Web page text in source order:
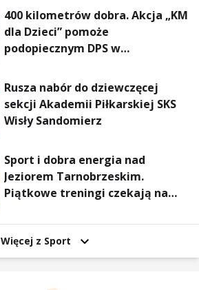
Pieszym „Tam Gdzie Pieprz
Rośnie”
400 kilometrów dobra. Akcja „KM
dla Dzieci” pomoże
podopiecznym DPS w
Rusza nabór do dziewczęcej
sekcji Akademii Piłkarskiej SKS
Wisły Sandomierz
Sport i dobra energia nad
Jeziorem Tarnobrzeskim.
Piątkowe treningi czekają na
Więcej z Sport